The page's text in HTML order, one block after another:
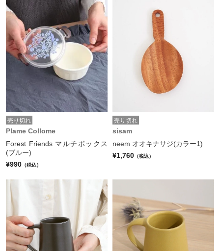
売り切れ
Plame Collome
Forest Friends マルチボックス
(ブルー)
¥990 （税込）
売り切れ
sisam
neem オオキナサジ(カラー1)
¥1,760 （税込）